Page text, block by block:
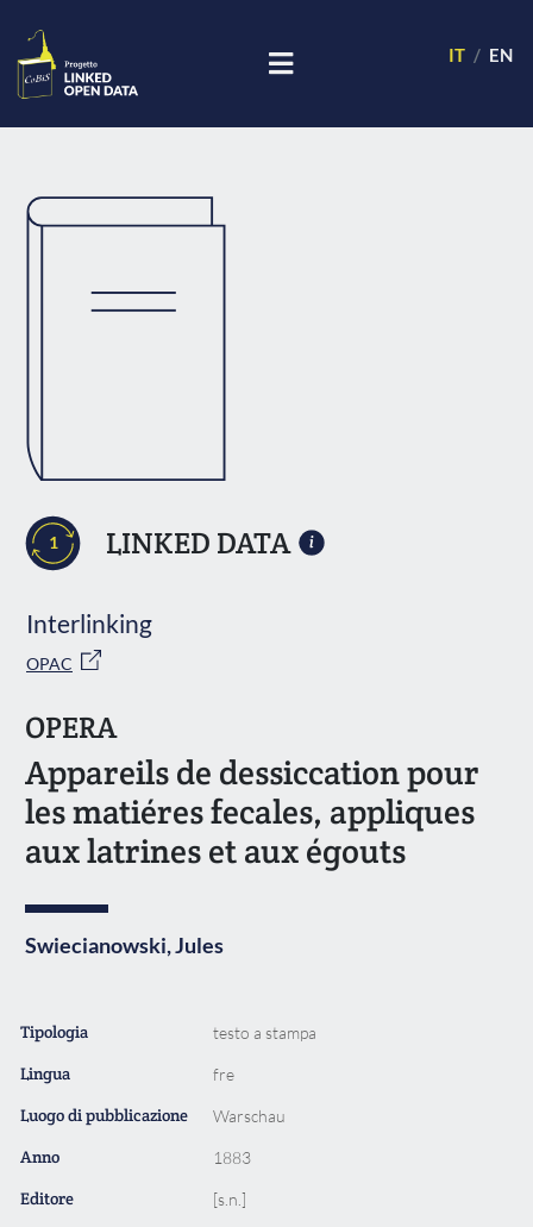
IT EN
1 LINKED DATA
Interlinking
OPAC
OPERA
Appareils de dessiccation pour
les matiéres fecales, appliques
aux latrines et aux égouts
Swiecianowski, Jules
Tipologia testo a stampa
Lingua fre
Luogo di pubblicazione Warschau
Anno 1883
Editore [s.n.]